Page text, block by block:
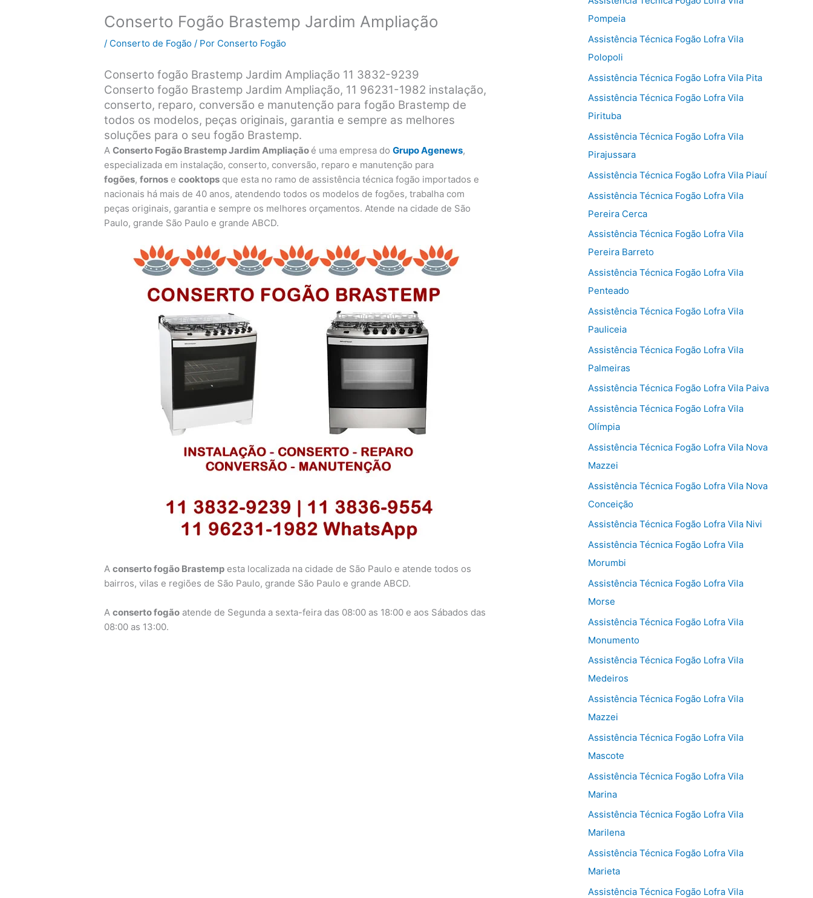
Conserto Fogão Brastemp Jardim Ampliação
/ Conserto de Fogão / Por Conserto Fogão
Conserto fogão Brastemp Jardim Ampliação 11 3832-9239
Conserto fogão Brastemp Jardim Ampliação, 11 96231-1982 instalação,
conserto, reparo, conversão e manutenção para fogão Brastemp de
todos os modelos, peças originais, garantia e sempre as melhores
soluções para o seu fogão Brastemp.
AConserto Fogão Brastemp Jardim Ampliação é uma empresa doGrupo Agenews,
especializada em instalação, conserto, conversão, reparo e manutenção para
fogões,fornos ecooktops que esta no ramo de assistência técnica fogão importados e
nacionais há mais de 40 anos, atendendo todos os modelos de fogões, trabalha com
peças originais, garantia e sempre os melhores orçamentos. Atende na cidade de São
Paulo, grande São Paulo e grande ABCD.
Aconserto fogão Brastemp esta localizada na cidade de São Paulo e atende todos os
bairros, vilas e regiões de São Paulo, grande São Paulo e grande ABCD.
Aconserto fogão atende de Segunda a sexta-feira das 08:00 as 18:00 e aos Sábados das
08:00 as 13:00.
Pompeia
Assistência Técnica Fogão Lofra Vila
Polopoli
Assistência Técnica Fogão Lofra Vila Pita
Assistência Técnica Fogão Lofra Vila
Pirituba
Assistência Técnica Fogão Lofra Vila
Pirajussara
Assistência Técnica Fogão Lofra Vila Piauí
Assistência Técnica Fogão Lofra Vila
Pereira Cerca
Assistência Técnica Fogão Lofra Vila
Pereira Barreto
Assistência Técnica Fogão Lofra Vila
Penteado
Assistência Técnica Fogão Lofra Vila
Pauliceia
Assistência Técnica Fogão Lofra Vila
Palmeiras
Assistência Técnica Fogão Lofra Vila Paiva
Assistência Técnica Fogão Lofra Vila
Olímpia
Assistência Técnica Fogão Lofra Vila Nova
Mazzei
Assistência Técnica Fogão Lofra Vila Nova
Conceição
Assistência Técnica Fogão Lofra Vila Nivi
Assistência Técnica Fogão Lofra Vila
Morumbi
Assistência Técnica Fogão Lofra Vila
Morse
Assistência Técnica Fogão Lofra Vila
Monumento
Assistência Técnica Fogão Lofra Vila
Medeiros
Assistência Técnica Fogão Lofra Vila
Mazzei
Assistência Técnica Fogão Lofra Vila
Mascote
Assistência Técnica Fogão Lofra Vila
Marina
Assistência Técnica Fogão Lofra Vila
Marilena
Assistência Técnica Fogão Lofra Vila
Marieta
Assistência Técnica Fogão Lofra Vila